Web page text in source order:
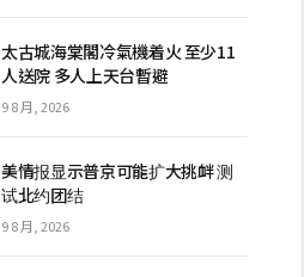
太古城海棠閣冷氣機着火 至少11
人送院 多人上天台暫避
9 8 月, 2026
美情报显示普京可能扩大挑衅 测
试北约团结
9 8 月, 2026